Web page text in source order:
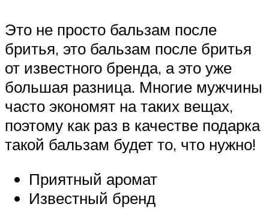
Это не просто бальзам после
бритья, это бальзам после бритья
от известного бренда, а это уже
большая разница. Многие мужчины
часто экономят на таких вещах,
поэтому как раз в качестве подарка
такой бальзам будет то, что нужно!
Приятный аромат
Известный бренд